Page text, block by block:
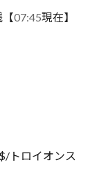
07:45現在】
トロイオンス